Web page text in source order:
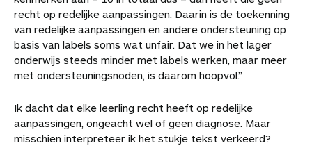
recht op redelijke aanpassingen. Daarin is de toekenning
van redelijke aanpassingen en andere ondersteuning op
basis van labels soms wat unfair. Dat we in het lager
onderwijs steeds minder met labels werken, maar meer
met ondersteuningsnoden, is daarom hoopvol.”
Ik dacht dat elke leerling recht heeft op redelijke
aanpassingen, ongeacht wel of geen diagnose. Maar
misschien interpreteer ik het stukje tekst verkeerd?